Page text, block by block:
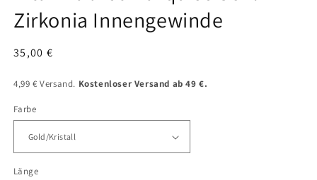
Zirkonia Innengewinde
Normaler
35,00 €
4,99 € Versand. Kostenloser Versand ab 49 €.
Farbe
Länge